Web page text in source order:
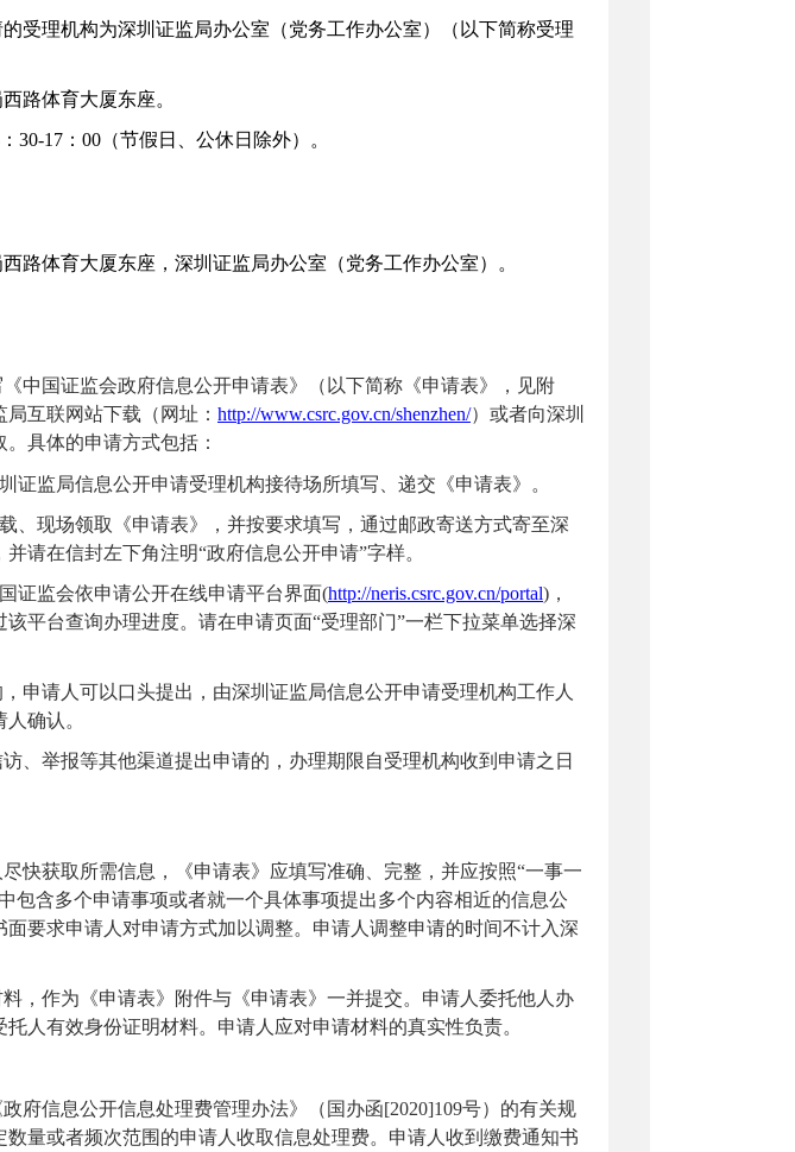
受理机构为深圳证监局办公室 （党务工作办公室）（以下简称受理
路体育大厦东座。
30-17：00（节假日、公休日除外）。
路体育大厦东座，深圳证监局办公室 （党务工作办公室）。
中国证监会政府信息公开申请表》（以下简称《申请表》，见附
局互联网站下载 （网址： http://www.csrc.gov.cn/shenzhen/） 或者向深圳
具体的申请方式包括：
证监局信息公开申请受理机构接待场所填写、递交《申请表》。
、现场领取《申请表》，并按要求填写，通过邮政寄送方式寄至深
请在信封左下角注明“政府信息公开申请”字样。
证监会依申请公开在线申请平台界面(http://neris.csrc.gov.cn/portal)，
平台查询办理进度。 请在申请页面“受理部门”一栏下拉菜单选择深
申请人可以口头提出，由深圳证监局信息公开申请受理机构工作人
确认。
、举报等其他渠道提出申请的，办理期限自受理机构收到申请之日
快获取所需信息，《申请表》应填写准确、完整，并应按照“一事一
包含多个申请事项或者就一个具体事项提出多个内容相近的信息公
要求申请人对申请方式加以调整。申请人调整申请的时间不计入深
，作为《申请表》附件与《申请表》一并提交。申请人委托他人办
人有效身份证明材料。申请人应对申请材料的真实性负责。
府信息公开信息处理费管理办法》（国办函[2020]109号）的有关规
量或者频次范围的申请人收取信息处理费。申请人收到缴费通知书